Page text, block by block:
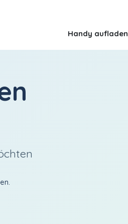
Handy aufladen